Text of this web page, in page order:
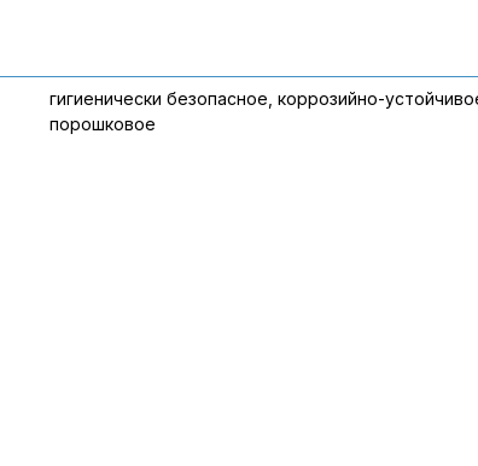
гигиенически безопасное, коррозийно-
порошковое